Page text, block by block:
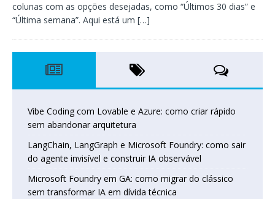
colunas com as opções desejadas, como “Últimos 30 dias” e
“Última semana”. Aqui está um […]
Vibe Coding com Lovable e Azure: como criar rápido
sem abandonar arquitetura
LangChain, LangGraph e Microsoft Foundry: como sair
do agente invisível e construir IA observável
Microsoft Foundry em GA: como migrar do clássico
sem transformar IA em dívida técnica